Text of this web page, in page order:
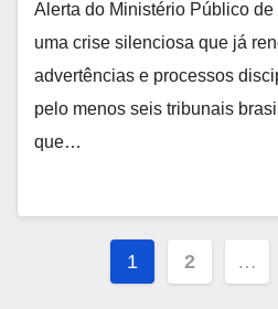
Alerta do Ministério Público
uma crise silenciosa que já
advertências e processos
pelo menos seis tribunais
que…
Navegação
1 2 …